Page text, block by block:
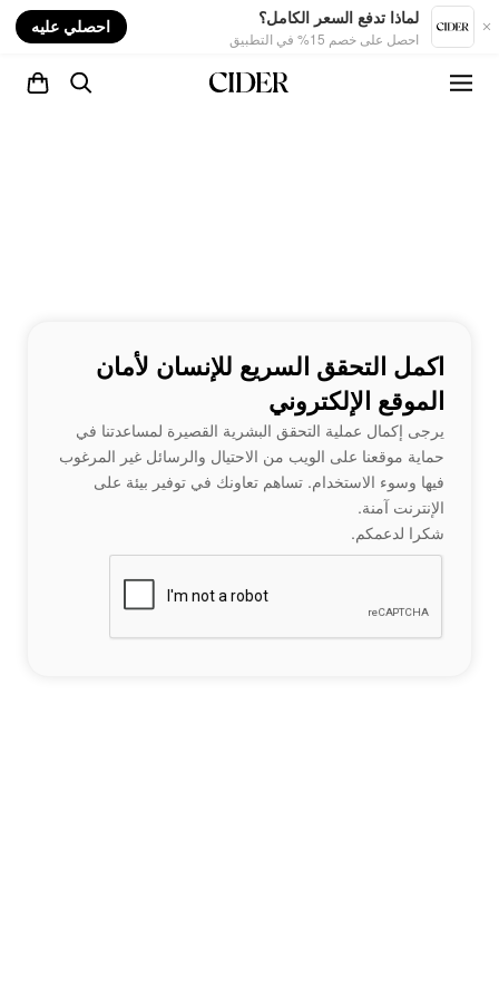
لماذا تدفع السعر الكامل؟
احصل على خصم 15% في التطبيق
احصلي عليه
اكمل التحقق السريع للإنسان لأمان
الموقع الإلكتروني
يرجى إكمال عملية التحقق البشرية القصيرة لمساعدتنا في
حماية موقعنا على الويب من الاحتيال والرسائل غير المرغوب
فيها وسوء الاستخدام. تساهم تعاونك في توفير بيئة على
الإنترنت آمنة.
شكرا لدعمكم.